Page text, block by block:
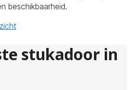
beschikbaarheid.
stukadoor in